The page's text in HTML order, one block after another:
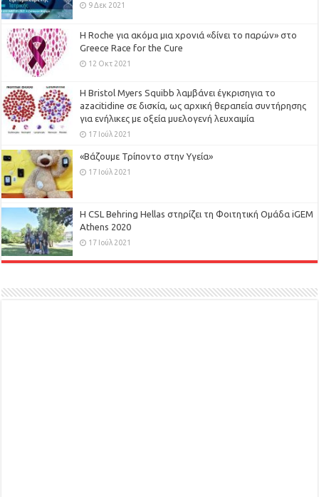
9 Δεκ 2021
H Roche για ακόμα μια χρονιά «δίνει το παρών» στο
Greece Race for the Cure
12 Οκτ 2021
Η Bristol Myers Squibb λαμβάνει έγκρισηγια το
azacitidine σε δισκία, ως αρχική θεραπεία συντήρησης
για ενήλικες με οξεία μυελογενή λευχαιμία
17 Ιούλ 2021
«Βάζουμε Τρίποντο στην Υγεία»
17 Ιούλ 2021
H CSL Behring Hellas στηρίζει τη Φοιτητική Ομάδα iGEM
Athens 2020
17 Ιούλ 2021